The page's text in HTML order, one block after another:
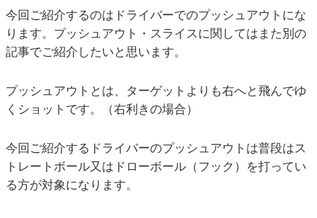
今回ご紹介するのはドライバーでのプッシュアウトにな
ります。プッシュアウト・スライスに関してはまた別の
記事でご紹介したいと思います。
プッシュアウトとは、ターゲットよりも右へと飛んでゆ
くショットです。（右利きの場合）
今回ご紹介するドライバーのプッシュアウトは普段はス
トレートボール又はドローボール（フック）を打ってい
る方が対象になります。